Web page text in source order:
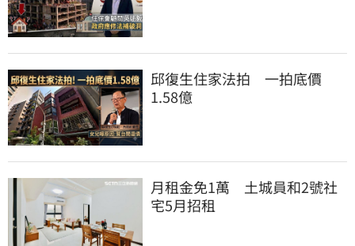
邱復生住家法拍　一拍底價
1.58億
月租金免1萬　土城員和2號社
宅5月招租